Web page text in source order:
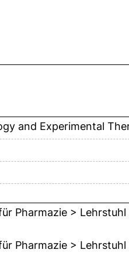
and Experimental
Pharmazie >
Pharmazie >